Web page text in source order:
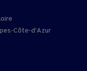
Côte-d'Azur